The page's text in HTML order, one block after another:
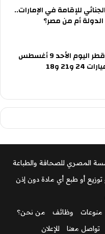
للإقامة في الإمارات..
أم من مصر؟
سعر الذهب في قطر اليوم الأحد 9 أغسطس
المصري للصحافة والطباعة
توزيع أو طبع أي مادة دون إذن
منوعات وظائف
من نحن؟
تواصل معنا للإعلان